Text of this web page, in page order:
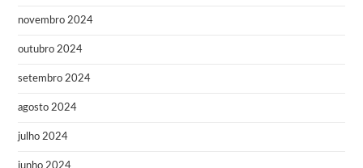
novembro 2024
outubro 2024
setembro 2024
agosto 2024
julho 2024